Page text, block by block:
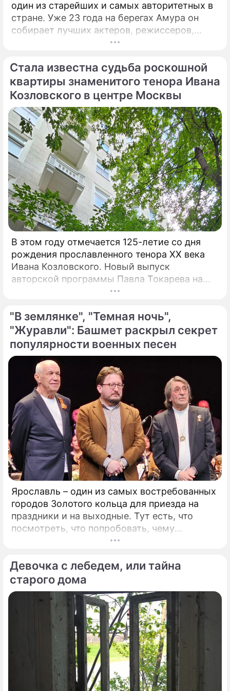
один из старейших и самых авторитетных в
стране. Уже 23 года на берегах Амура он
собирает лучших актеров, режиссеров,
который проходит в Благовещенске, назвал
победителей. Это те ленты и спектакли,
которые обязательно надо посмотреть!
Зрителями фестиваля стали больше 17
тысяч человек, а гостями – свыше 400
человек.
Стала известна судьба роскошной
квартиры знаменитого тенора Ивана
Козловского в центре Москвы
В этом году отмечается 125-летие со дня
рождения прославленного тенора XX века
Ивана Козловского. Новый выпуск
авторской программы Павла Токарева на
платформе VK "Сады искусств" посвящен
столетия Козловский являлся не просто
популярным певцом, а считался богом и
идолом для всего советского народа", –
говорит Токарев.
"В землянке", "Темная ночь",
"Журавли": Башмет раскрыл секрет
популярности военных песен
Ярославль – один из самых востребованных
городов Золотого кольца для приезда на
праздники и на выходные. Тут есть, что
посмотреть, что попробовать, чему
удивиться. Популяризации города во многом
на протяжении 17 лет устраивает тут
Международный музыкальный фестиваль.
Этот форум, который проводит самый
известный альтист и дирижер страны, –
явление уникальное.
Девочка с лебедем, или тайна
старого дома